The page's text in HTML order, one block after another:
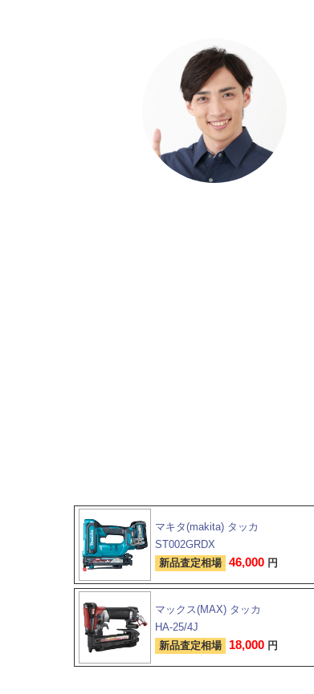
マキタ(makita) タッカ
ST002GRDX
新品査定相場 46,000 円
マックス(MAX) タッカ
HA-25/4J
新品査定相場 18,000 円